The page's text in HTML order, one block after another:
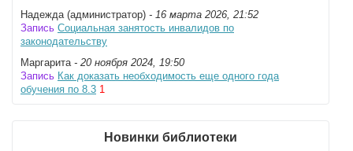
Надежда (администратор) - 16 марта 2026, 21:52
Запись Социальная занятость инвалидов по
законодательству
Маргарита - 20 ноября 2024, 19:50
Запись Как доказать необходимость еще одного года
обучения по 8.3 1
Новинки библиотеки